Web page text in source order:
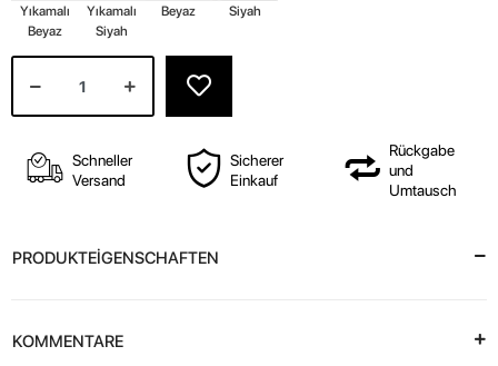
Yıkamalı
Beyaz
Yıkamalı
Siyah
Beyaz Siyah
Schneller
Versand
Sicherer
Einkauf
Rückgabe
und
Umtausch
PRODUKTEİGENSCHAFTEN
KOMMENTARE